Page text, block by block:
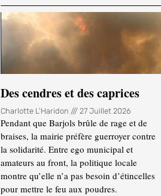
Des cendres et des caprices
Charlotte L'Haridon 27 Juillet 2026
Pendant que Barjols brûle de rage et de
braises, la mairie préfère guerroyer contre
la solidarité. Entre ego municipal et
amateurs au front, la politique locale
montre qu’elle n’a pas besoin d’étincelles
pour mettre le feu aux poudres.